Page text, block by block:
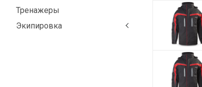
Тренажеры
Экипировка